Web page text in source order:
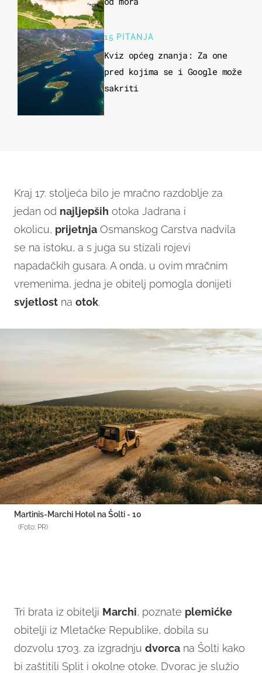
15 PITANJA
Kviz općeg znanja: Za one
pred kojima se i Google može
sakriti
Kraj 17. stoljeća bilo je mračno razdoblje za
jedan od najljepših otoka Jadrana i
okolicu, prijetnja Osmanskog Carstva nadvila
se na istoku, a s juga su stizali rojevi
napadačkih gusara. A onda, u ovim mračnim
vremenima, jedna je obitelj pomogla donijeti
svjetlost na otok.
Martinis-Marchi Hotel na Šolti - 10
(Foto: PR)
Tri brata iz obitelji Marchi, poznate plemićke
obitelji iz Mletačke Republike, dobila su
dozvolu 1703. za izgradnju dvorca na Šolti kako
bi zaštitili Split i okolne otoke. Dvorac je služio